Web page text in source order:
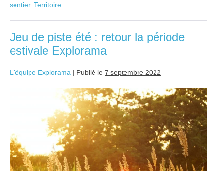
sentier, Territoire
Jeu de piste été : retour la période
estivale Explorama
L'équipe Explorama | Publié le 7 septembre 2022